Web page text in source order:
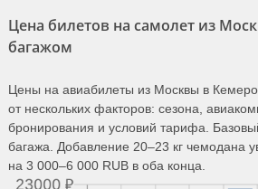
Цена билетов на самолет из
багажом
Цены на авиабилеты из Москвы в
от нескольких факторов: сезона,
бронирования и условий тарифа.
багажа. Добавление 20–23 кг чемодана
на 3 000–6 000 RUB в оба конца.